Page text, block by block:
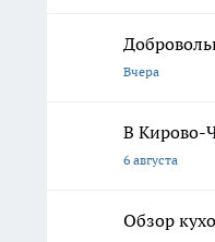
Вчера
В Кирово-
6 августа
Обзор